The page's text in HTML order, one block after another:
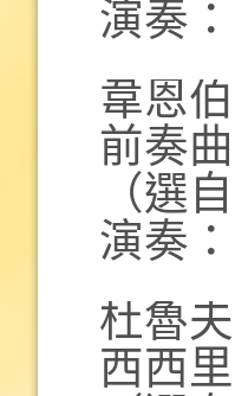
演奏
韋恩
前奏
（選
演奏
杜魯
西西